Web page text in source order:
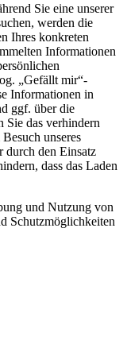
Sie eine unserer
werden die
Ihres konkreten
Informationen
„Gefällt mir“-
Informationen in
ggf. über die
Sie das verhindern
unseres
durch den Einsatz
dass das Laden
und Nutzung von
Schutzmöglichkeiten